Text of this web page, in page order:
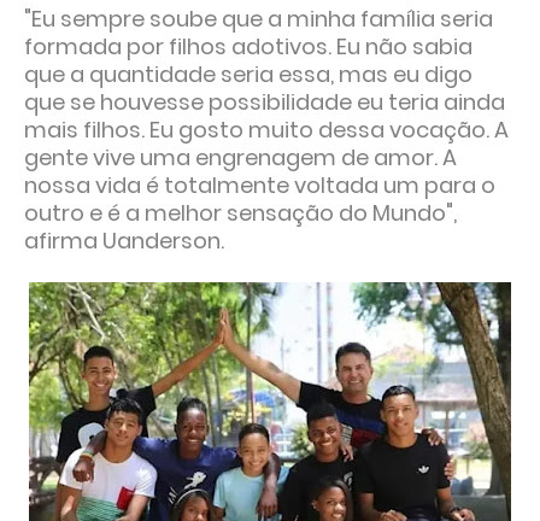
"Eu sempre soube que a minha família seria
formada por filhos adotivos. Eu não sabia
que a quantidade seria essa, mas eu digo
que se houvesse possibilidade eu teria ainda
mais filhos. Eu gosto muito dessa vocação. A
gente vive uma engrenagem de amor. A
nossa vida é totalmente voltada um para o
outro e é a melhor sensação do Mundo",
afirma Uanderson.